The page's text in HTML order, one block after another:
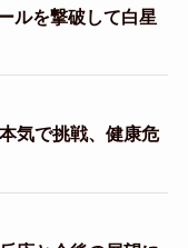
ルを撃破して白星
気で挑戦、健康危